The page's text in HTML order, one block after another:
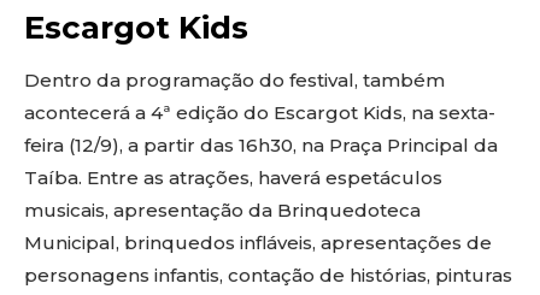
Escargot Kids
Dentro da programação do festival, também
acontecerá a 4ª edição do Escargot Kids, na sexta-
feira (12/9), a partir das 16h30, na Praça Principal da
Taíba. Entre as atrações, haverá espetáculos
musicais, apresentação da Brinquedoteca
Municipal, brinquedos infláveis, apresentações de
personagens infantis, contação de histórias, pinturas